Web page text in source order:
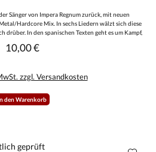
Sänger von Impera Regnum zurück, mit neuen
Hardcore Mix. In sechs Liedern wälzt sich diese
drüber. In den spanischen Texten geht es um Kampf,
Das 16seitige Booklet, mit allen Texten und
Regulärer Preis:
10,00 €
zzgl. Versandkosten
den Warenkorb